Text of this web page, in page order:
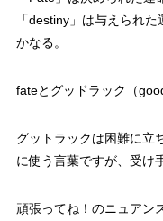
「destiny」は与えられ
かなる。
fateとグッドラック（
グットラックは困難に立
に使う言葉ですが、受け
頑張ってね！のニュアン